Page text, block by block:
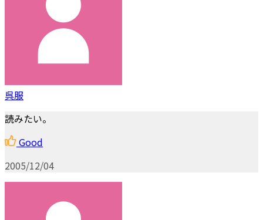
呉服
読みたい。
Good
2005/12/04